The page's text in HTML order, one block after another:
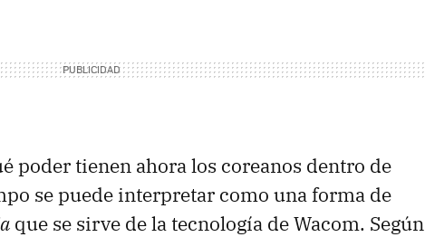
poder tienen ahora los coreanos dentro de
se puede interpretar como una forma de
que se sirve de la tecnología de Wacom. Según